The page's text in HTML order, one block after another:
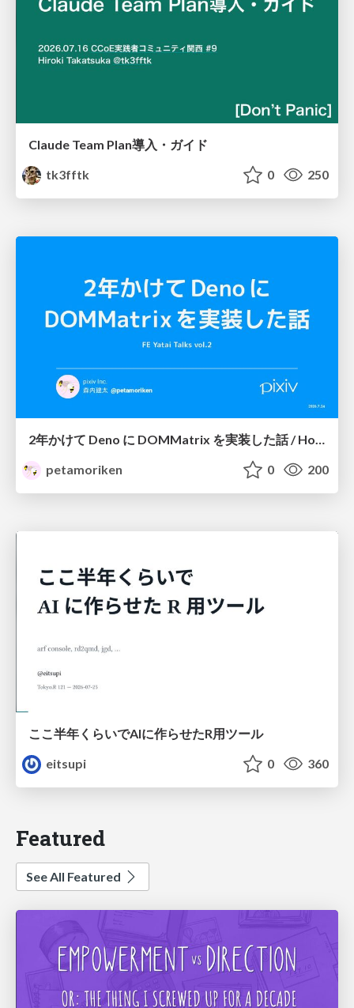
Claude Team Plan導入・ガイド
tk3fftk
0 250
petamoriken
0 200
ここ半年くらいでAIに作らせたR用ツール
eitsupi
0 360
Featured
See All Featured